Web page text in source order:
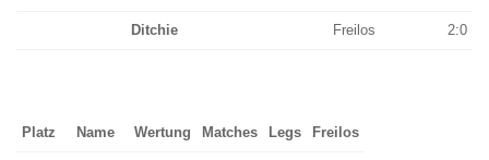
Ditchie Freilos 2:0
Platz Name Wertung Matches Legs Freilos